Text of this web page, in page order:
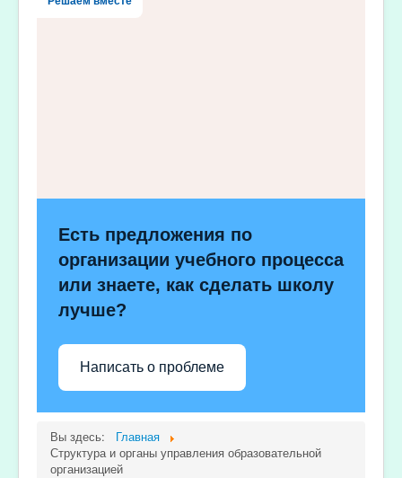
Есть предложения по
организации учебного процесса
или знаете, как сделать школу
лучше?
Написать о проблеме
Вы здесь:
Главная
Структура и органы управления образовательной
организацией